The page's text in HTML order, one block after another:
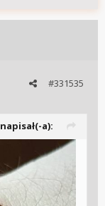
#331535
napisał(-a):